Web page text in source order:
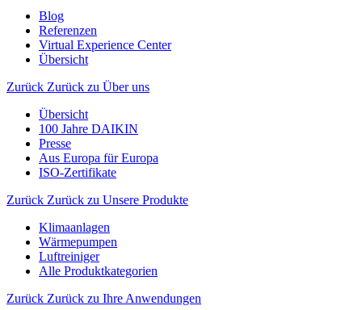
Blog
Referenzen
Virtual Experience Center
Übersicht
Zurück Zurück zu Über uns
Übersicht
100 Jahre DAIKIN
Presse
Aus Europa für Europa
ISO-Zertifikate
Zurück Zurück zu Unsere Produkte
Klimaanlagen
Wärmepumpen
Luftreiniger
Alle Produktkategorien
Zurück Zurück zu Ihre Anwendungen